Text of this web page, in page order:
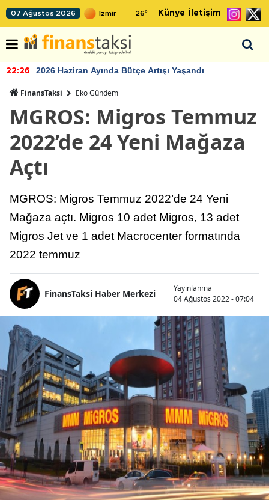
07 Ağustos 2026 26° Künye İletişim
22:26 2026 Haziran Ayında Bütçe Artışı Yaşandı
FinansTaksi Eko Gündem
MGROS: Migros Temmuz
2022’de 24 Yeni Mağaza
Açtı
MGROS: Migros Temmuz 2022’de 24 Yeni
Mağaza açtı. Migros 10 adet Migros, 13 adet
Migros Jet ve 1 adet Macrocenter formatında
2022 temmuz
FinansTaksi Haber Merkezi
Yayınlanma
04 Ağustos 2022 - 07:04